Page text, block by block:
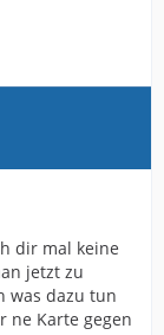
dir mal keine
jetzt zu
was dazu tun
ne Karte gegen